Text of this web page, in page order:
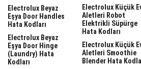
Electrolux Beyaz
Eşya Door Handles
Hata Kodları
Electrolux Beyaz
Eşya Door Hinge
(laundry) Hata
Kodları
Electrolux Küçük
Aletleri Robot
Elektrikli Süpürge
Hata Kodları
Electrolux Küçük
Aletleri Smoothie
Blender Hata